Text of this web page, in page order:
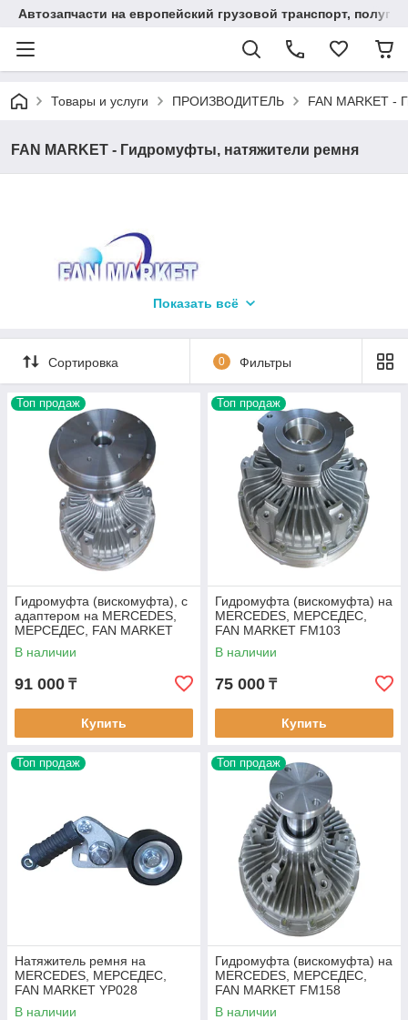
Автозапчасти на европейский грузовой транспорт,
Товары и услуги ПРОИЗВОДИТЕЛЬ FAN MARKET -
FAN MARKET - Гидромуфты, натяжители ремня
FAN MARKET
Производитель вискомуфт/ гидромуфт вентилятора
охлаждения, натяжителей ремня, ступицй вентилятора.
Используя все ресурсы современных технологий, компания
выпускает товары высокого качества.
Страна:Турция
Официальный сайт:www.fan-market.com
Показать всё
Сортировка 0 Фильтры
Топ продаж
Гидромуфта (вискомуфта), с
адаптером на MERCEDES,
МЕРСЕДЕС, FAN MARKET
FM102
В наличии
91 000 ₸
Купить
Топ продаж
Гидромуфта (вискомуфта) на
MERCEDES, МЕРСЕДЕС,
FAN MARKET FM103
В наличии
75 000 ₸
Купить
Топ продаж
Натяжитель ремня на
MERCEDES, МЕРСЕДЕС,
FAN MARKET YP028
В наличии
Топ продаж
Гидромуфта (вискомуфта) на
MERCEDES, МЕРСЕДЕС,
FAN MARKET FM158
В наличии